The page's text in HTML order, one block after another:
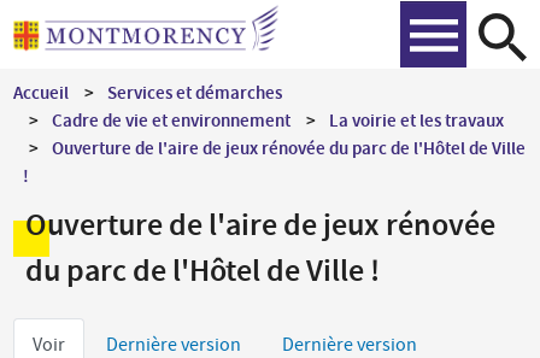
Aller
au
principal
Accueil
Services et démarches
Cadre de vie et environnement
La voirie et les travaux
Ouverture de l'aire de jeux rénovée du parc de l'Hôtel de Ville
!
Ouverture de l'aire de jeux rénovée
du parc de l'Hôtel de Ville !
Onglets
Voir Dernière version Dernière version